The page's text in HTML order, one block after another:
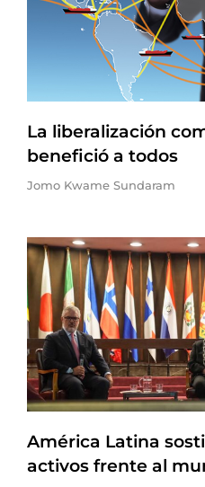
La liberalización
benefició a todos
Jomo Kwame Sundaram
América Latina
activos frente al